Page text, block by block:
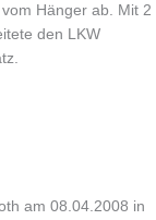
Hänger ab. Mit 2
den LKW
am 08.04.2008 in